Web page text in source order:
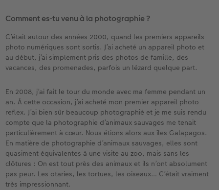
Comment es-tu venu à la photographie ?
C’était autour des années 2000, quand les premiers appareils
photo numériques sont sortis. J’ai acheté un appareil photo et
au début, j’ai simplement pris des photos de famille, des
vacances, des promenades, parfois un lézard quelque part.
En 2008, j’ai fait le tour du monde avec ma femme pendant un
an. À cette occasion, j’ai acheté mon premier appareil photo
reflex. J’ai bien sûr beaucoup photographié et je me suis rendu
compte que la photographie d’animaux sauvages me tenait
particulièrement à cœur. Nous étions alors aux îles Galapagos.
En matière de photographie d’animaux sauvages, elles sont
quasiment équivalentes à une visite au zoo, mais sans les
clôtures : On est tout près des animaux et ils n’ont absolument
pas peur. Les otaries, les tortues, les oiseaux… C’était vraiment
très impressionnant.